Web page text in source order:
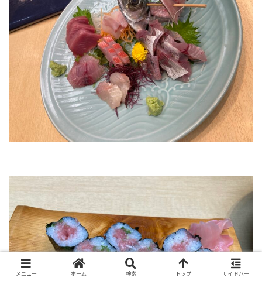
メニュー ホーム 検索 トップ サイドバー